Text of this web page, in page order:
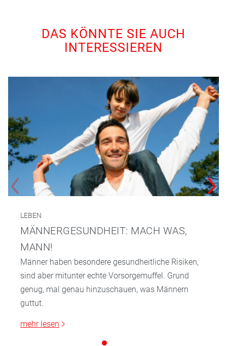
DAS KÖNNTE SIE AUCH
INTERESSIEREN
LEBEN
MÄNNERGESUNDHEIT: MACH WAS,
MANN!
Männer haben besondere gesundheitliche Risiken,
sind aber mitunter echte Vorsorgemuffel. Grund
genug, mal genau hinzuschauen, was Männern
guttut.
mehr lesen